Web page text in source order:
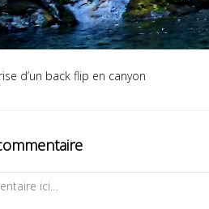
d’un back flip en canyon